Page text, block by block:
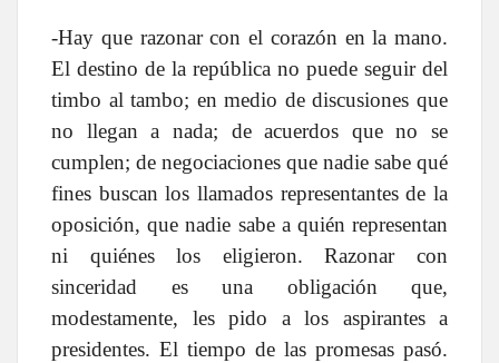
-Hay que razonar con el corazón en la mano.
El destino de la república no puede seguir del
timbo al tambo; en medio de discusiones que
no llegan a nada; de acuerdos que no se
cumplen; de negociaciones que nadie sabe qué
fines buscan los llamados representantes de la
oposición, que nadie sabe a quién representan
ni quiénes los eligieron. Razonar con
sinceridad es una obligación que,
modestamente, les pido a los aspirantes a
presidentes. El tiempo de las promesas pasó.